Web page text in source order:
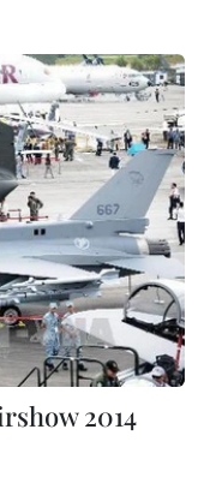
2014